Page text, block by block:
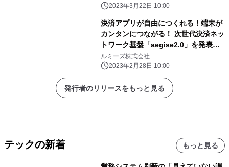
2023年3月22日 10:00
決済アプリが自由につくれる！端末が
カンタンにつながる！ 次世代決済ネッ
トワーク基盤「aegise2.0」を発表、
ティザーサイトを公開
ルミーズ株式会社
2023年2月28日 10:00
発行者のリリースをもっと見る
テックの新着 もっと見る